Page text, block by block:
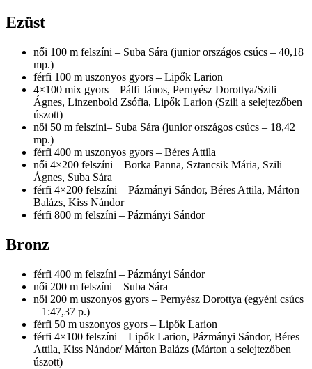
Ezüst
női 100 m felszíni – Suba Sára (junior országos csúcs – 40,18
mp.)
férfi 100 m uszonyos gyors – Lipők Larion
4×100 mix gyors – Pálfi János, Pernyész Dorottya/Szili
Ágnes, Linzenbold Zsófia, Lipők Larion (Szili a selejtezőben
úszott)
női 50 m felszíni– Suba Sára (junior országos csúcs – 18,42
mp.)
férfi 400 m uszonyos gyors – Béres Attila
női 4×200 felszíni – Borka Panna, Sztancsik Mária, Szili
Ágnes, Suba Sára
férfi 4×200 felszíni – Pázmányi Sándor, Béres Attila, Márton
Balázs, Kiss Nándor
férfi 800 m felszíni – Pázmányi Sándor
Bronz
férfi 400 m felszíni – Pázmányi Sándor
női 200 m felszíni – Suba Sára
női 200 m uszonyos gyors – Pernyész Dorottya (egyéni csúcs
– 1:47,37 p.)
férfi 50 m uszonyos gyors – Lipők Larion
férfi 4×100 felszíni – Lipők Larion, Pázmányi Sándor, Béres
Attila, Kiss Nándor/ Márton Balázs (Márton a selejtezőben
úszott)